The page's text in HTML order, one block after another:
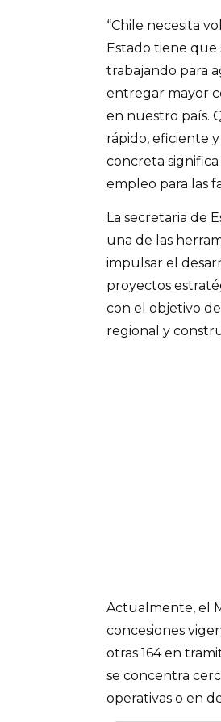
“Chile necesita
Estado tiene que
trabajando para
entregar mayor
en nuestro país.
rápido, eficiente
concreta
empleo para las
La secretaria de
una de las
impulsar el
proyectos
con el objetivo
regional y
Actualmente, el
concesiones
otras 164 en
se concentra
operativas o en